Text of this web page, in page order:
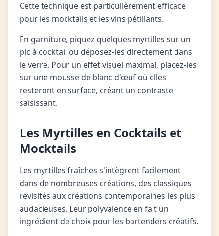
Cette technique est particulièrement efficace
pour les mocktails et les vins pétillants.
En garniture, piquez quelques myrtilles sur un
pic à cocktail ou déposez-les directement dans
le verre. Pour un effet visuel maximal, placez-les
sur une mousse de blanc d'œuf où elles
resteront en surface, créant un contraste
saisissant.
Les Myrtilles en Cocktails et
Mocktails
Les myrtilles fraîches s'intègrent facilement
dans de nombreuses créations, des classiques
revisités aux créations contemporaines les plus
audacieuses. Leur polyvalence en fait un
ingrédient de choix pour les bartenders créatifs.